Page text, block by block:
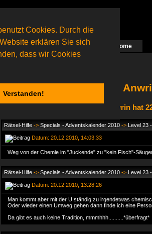
Cookies. Durch die
erklären Sie sich
dass wir Cookies
Verstanden!
Rätsel ist in Arbeit Home
und 55 Gäste)
online:
Anwrin hat
Rätsel-Hilfe -> Specials - Adventskalender 2010 -> Level 23
Datum: 20.12.2010, 14:03:33
Weg von der Chemie im "Juckende" zu "kein Fisch"-
Rätsel-Hilfe -> Specials - Adventskalender 2010 -> Level 23
Datum: 20.12.2010, 13:28:26
Man kommt aber mit der U ständig zu irgendetwas
Oder wieder einen Umweg gehen dann finde ich eine
Da gibt es auch keine Tradition, mmmhhh..........*überfragt*